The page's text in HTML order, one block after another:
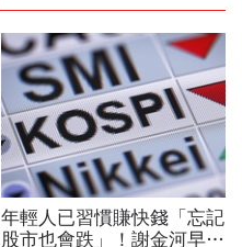
年輕人已習慣賺快錢「忘記
股市也會跌」！謝金河早一